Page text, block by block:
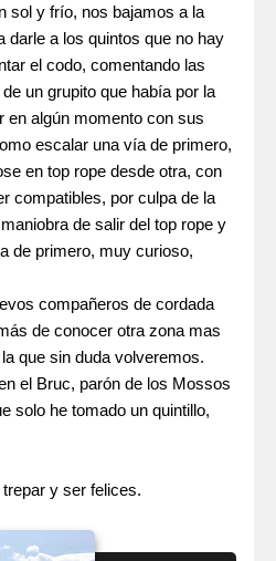
sol y frío, nos bajamos a la
darle a los quintos que no hay
el codo, comentando las
un grupito que había por la
en algún momento con sus
escalar una vía de primero,
en top rope desde otra, con
compatibles, por culpa de la
de salir del top rope y
de primero, muy curioso,
compañeros de cordada
de conocer otra zona mas
que sin duda volveremos.
el Bruc, parón de los Mossos
solo he tomado un quintillo,
y ser felices.